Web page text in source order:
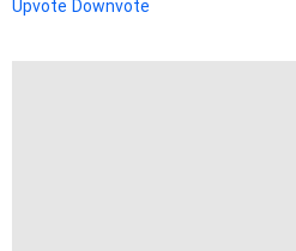
Upvote Downvote